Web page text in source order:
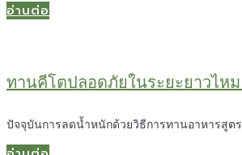
อ่านต่อ
ทานคีโตปลอดภัยในระยะยาวไหม
ปัจจุบันการลดน้ำหนักด้วยวิธีการทานอาหารสูตร